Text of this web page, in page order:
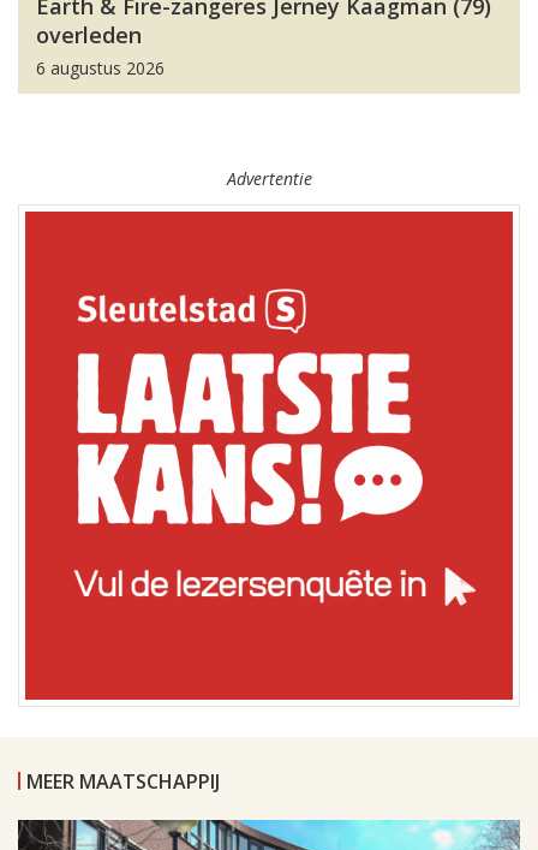
Earth & Fire-zangeres Jerney Kaagman (79)
overleden
6 augustus 2026
Advertentie
MEER MAATSCHAPPIJ